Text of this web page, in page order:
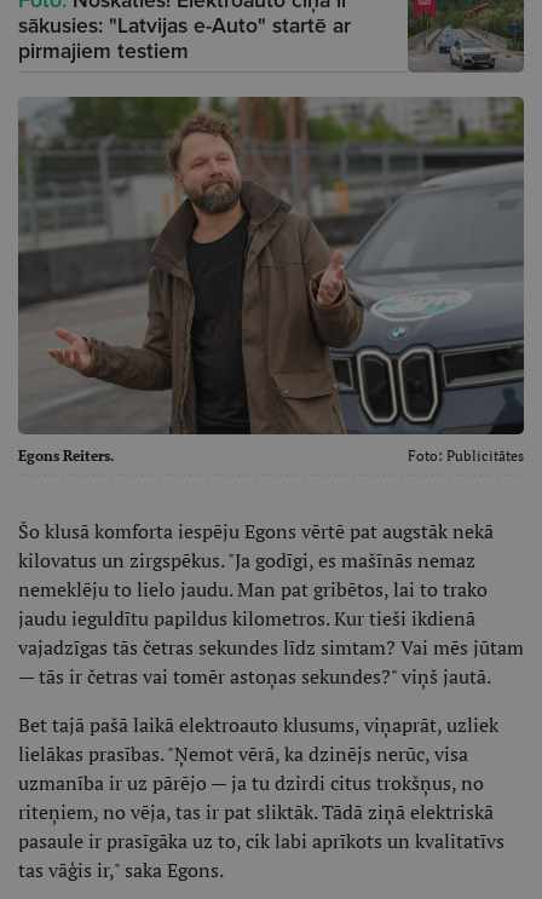
sākusies: "Latvijas e-Auto" startē ar
pirmajiem testiem
Egons Reiters. Foto: Publicitātes
Šo klusā komforta iespēju Egons vērtē pat augstāk nekā
kilovatus un zirgspēkus. "Ja godīgi, es mašīnās nemaz
nemeklēju to lielo jaudu. Man pat gribētos, lai to trako
jaudu ieguldītu papildus kilometros. Kur tieši ikdienā
vajadzīgas tās četras sekundes līdz simtam? Vai mēs jūtam
— tās ir četras vai tomēr astoņas sekundes?" viņš jautā.
Bet tajā pašā laikā elektroauto klusums, viņaprāt, uzliek
lielākas prasības. "Ņemot vērā, ka dzinējs nerūc, visa
uzmanība ir uz pārējo — ja tu dzirdi citus trokšņus, no
riteņiem, no vēja, tas ir pat sliktāk. Tādā ziņā elektriskā
pasaule ir prasīgāka uz to, cik labi aprīkots un kvalitatīvs
tas vāģis ir," saka Egons.